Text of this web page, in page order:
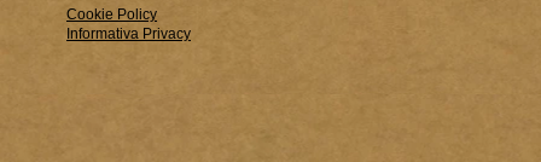
Cookie Policy
Informativa Privacy